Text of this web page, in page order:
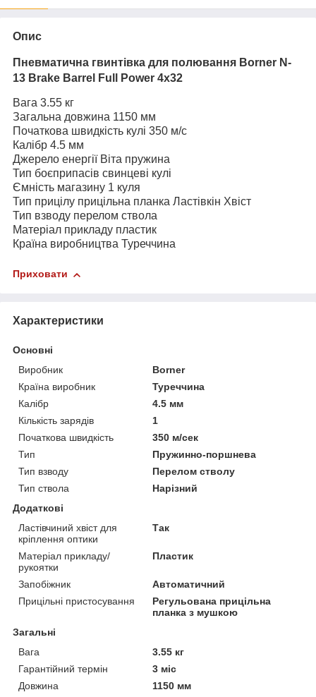
Опис
Пневматична гвинтівка для полювання Borner N-
13 Brake Barrel Full Power 4x32
Вага 3.55 кг
Загальна довжина 1150 мм
Початкова швидкість кулі 350 м/с
Калібр 4.5 мм
Джерело енергії Віта пружина
Тип боєприпасів свинцеві кулі
Ємність магазину 1 куля
Тип прицілу прицільна планка Ластівкін Хвіст
Тип взводу перелом ствола
Матеріал прикладу пластик
Країна виробництва Туреччина
Приховати
Характеристики
Основні
Виробник
Borner
Країна виробник
Туреччина
Калібр
4.5 мм
Кількість зарядів
1
Початкова швидкість
350 м/сек
Тип
Пружинно-поршнева
Тип взводу
Перелом стволу
Тип ствола
Нарізний
Додаткові
Ластівчиний хвіст для
кріплення оптики
Так
Матеріал прикладу/
рукоятки
Пластик
Запобіжник
Автоматичний
Прицільні пристосування
Регульована прицільна
планка з мушкою
Загальні
Вага
3.55 кг
Гарантійний термін
3 міс
Довжина
1150 мм